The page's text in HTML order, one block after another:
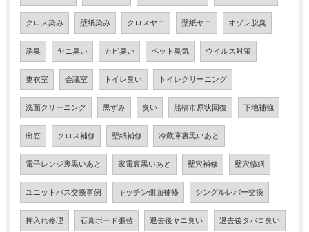
クロス染み 壁紙染み クロスヤニ 壁紙ヤニ オゾン脱臭
消臭 ヤニ臭い カビ臭い ペット臭気 ウイルス対策
更衣室 会議室 トイレ臭い トイレクリーニング
洗面クリーニング 黒ずみ 臭い 船橋市原状回復 下地補強
出窓 クロス補修 壁紙補修 冷蔵庫裏黒いあと
電子レンジ裏黒いあと 家電裏黒いあと 壁穴補修 壁穴修繕
ユニットバス交換事例 キッチン側面補修 シングルレバー交換
押入れ修理 石膏ボード張替 退去後ヤニ臭い 退去後タバコ臭い